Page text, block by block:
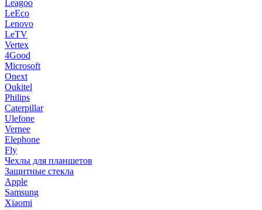
Leagoo
LeEco
Lenovo
LeTV
Vertex
4Good
Microsoft
Onext
Oukitel
Philips
Caterpillar
Ulefone
Vernee
Elephone
Fly
Чехлы для планшетов
Защитные стекла
Apple
Samsung
Xiaomi